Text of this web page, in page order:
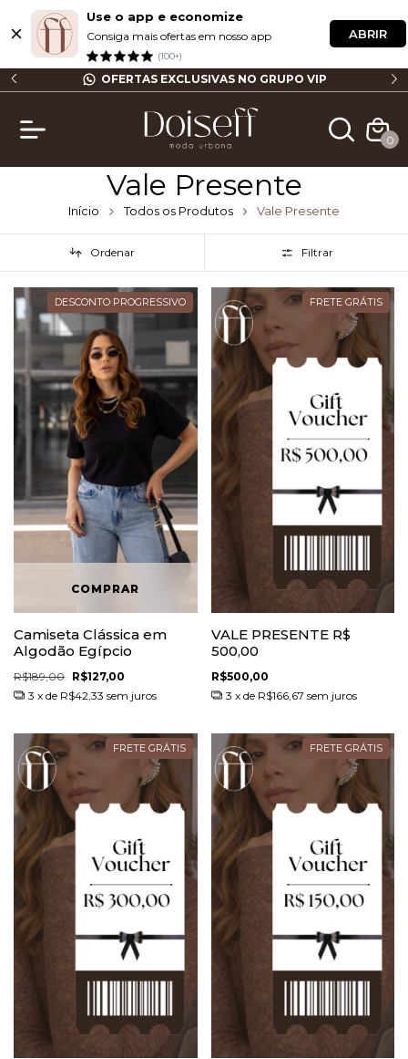
Use o app e economize
Consiga mais ofertas em nosso app
(100+)
ABRIR
OFERTAS EXCLUSIVAS NO GRUPO VIP FRETE
0
Vale Presente
Início Todos os Produtos Vale Presente
Ordenar Filtrar
DESCONTO PROGRESSIVO
Camiseta Clássica em
Algodão Egípcio
R$189,00 R$127,00
3 x de R$42,33 sem juros
FRETE GRÁTIS
VALE PRESENTE R$
500,00
R$500,00
3 x de R$166,67 sem juros
FRETE GRÁTIS FRETE GRÁTIS